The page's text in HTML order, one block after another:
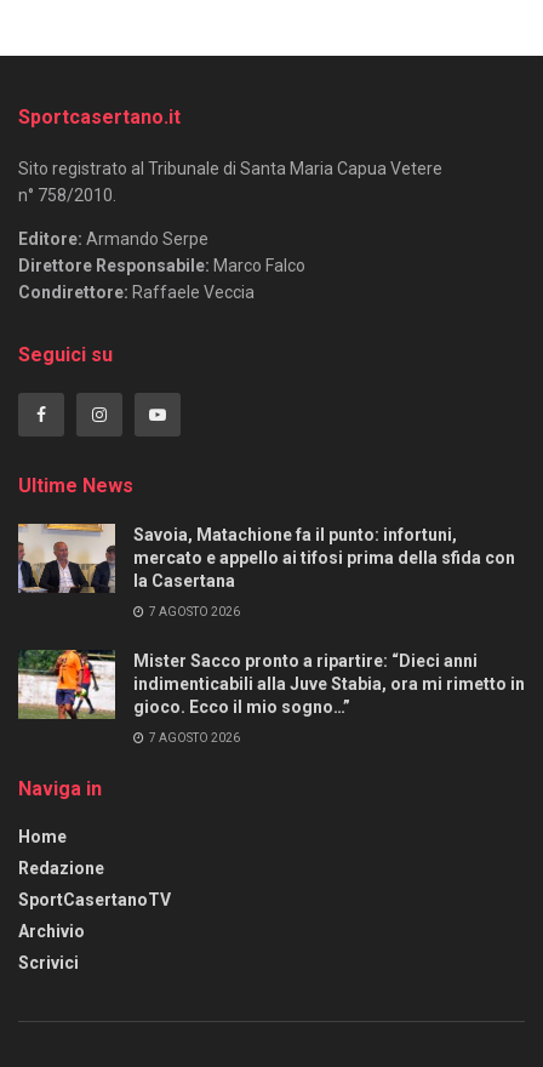
Sportcasertano.it
Sito registrato al Tribunale di Santa Maria Capua Vetere
n° 758/2010.
Editore: Armando Serpe
Direttore Responsabile: Marco Falco
Condirettore: Raffaele Veccia
Seguici su
Ultime News
Savoia, Matachione fa il punto: infortuni,
mercato e appello ai tifosi prima della sfida con
la Casertana
7 AGOSTO 2026
Mister Sacco pronto a ripartire: “Dieci anni
indimenticabili alla Juve Stabia, ora mi rimetto in
gioco. Ecco il mio sogno…”
7 AGOSTO 2026
Naviga in
Home
Redazione
SportCasertanoTV
Archivio
Scrivici